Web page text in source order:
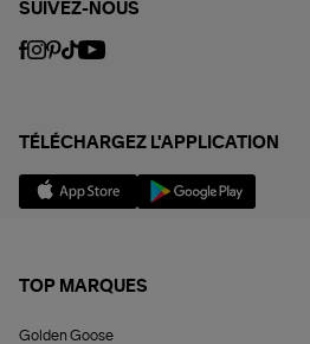
SUIVEZ-NOUS
TÉLÉCHARGEZ L'APPLICATION
TOP MARQUES
Golden Goose